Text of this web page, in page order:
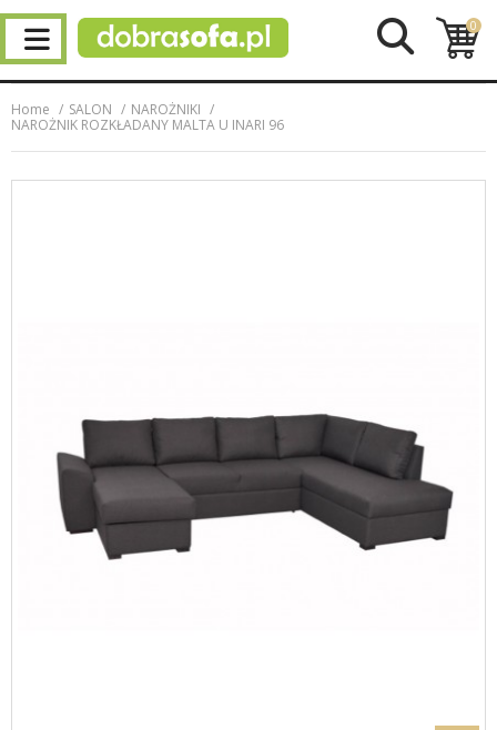
0
Home SALON
NAROŻNIKI
NAROŻNIK ROZKŁADANY MALTA U INARI 96